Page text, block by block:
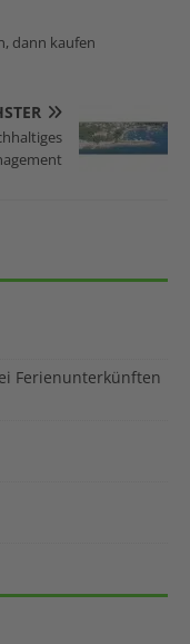
dann kaufen
Ferienunterkünften